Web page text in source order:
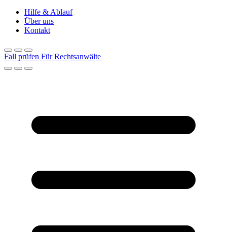
Hilfe & Ablauf
Über uns
Kontakt
Fall prüfen Für Rechtsanwälte